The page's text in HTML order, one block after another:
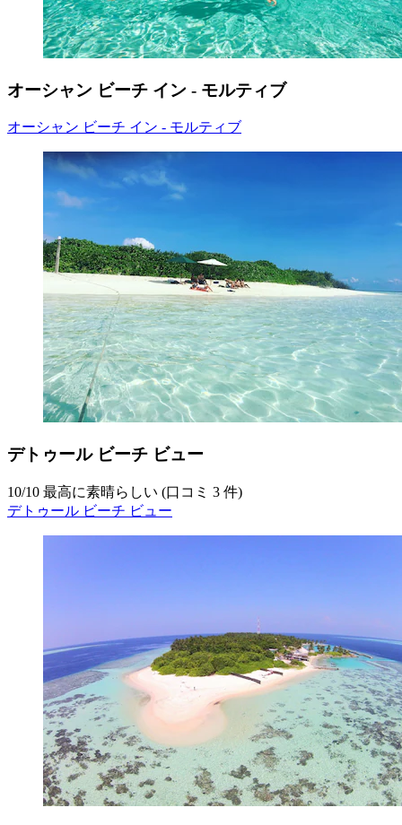
オーシャン ビーチ イン - モルティブ
オーシャン ビーチ イン - モルティブ
デトゥール ビーチ ビュー
10/10 最高に素晴らしい (口コミ 3 件)
デトゥール ビーチ ビュー